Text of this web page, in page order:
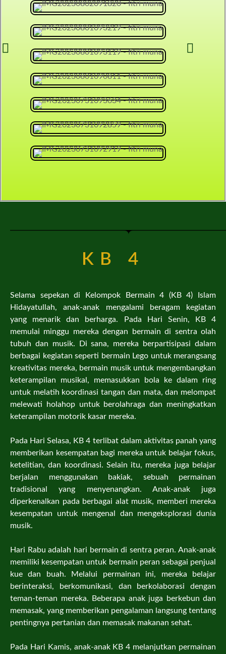
KB 4
Selama sepekan di Kelompok Bermain 4 (KB 4) Islam
Hidayatullah, anak-anak mengalami beragam kegiatan
yang menarik dan berharga. Pada Hari Senin, KB 4
memulai minggu mereka dengan bermain di sentra olah
tubuh dan musik. Di sana, mereka berpartisipasi dalam
berbagai kegiatan seperti bermain Lego untuk merangsang
kreativitas mereka, bermain musik untuk mengembangkan
keterampilan musikal, memasukkan bola ke dalam ring
untuk melatih koordinasi tangan dan mata, dan melompat
melewati holahop untuk berolahraga dan meningkatkan
keterampilan motorik kasar mereka.
Pada Hari Selasa, KB 4 terlibat dalam aktivitas panah yang
memberikan kesempatan bagi mereka untuk belajar fokus,
ketelitian, dan koordinasi. Selain itu, mereka juga belajar
berjalan menggunakan bakiak, sebuah permainan
tradisional yang menyenangkan. Anak-anak juga
diperkenalkan pada berbagai alat musik, memberi mereka
kesempatan untuk mengenal dan mengeksplorasi dunia
musik.
Hari Rabu adalah hari bermain di sentra peran. Anak-anak
memiliki kesempatan untuk bermain peran sebagai penjual
kue dan buah. Melalui permainan ini, mereka belajar
berinteraksi, berkomunikasi, dan berkolaborasi dengan
teman-teman mereka. Beberapa anak juga berkebun dan
memasak, yang memberikan pengalaman langsung tentang
pentingnya pertanian dan memasak makanan sehat.
Pada Hari Kamis, anak-anak KB 4 melanjutkan permainan